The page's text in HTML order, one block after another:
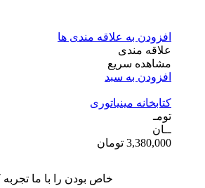
افزودن به علاقه مندی ها
علاقه مندی
مشاهده سریع
افزودن به سبد
کتابخانه مینیاتوری
تومـ
ــان
3,380,000 تومان
خاص بودن را با ما تجربه